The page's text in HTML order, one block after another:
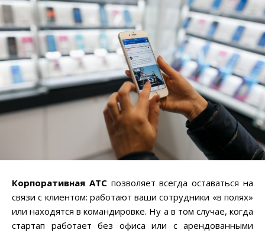
Корпоративная АТСпозволяет всегда оставаться на
связи с клиентом: работают ваши сотрудники «в полях»
или находятся в командировке. Ну а в том случае, когда
стартап работает без офиса или с арендованными